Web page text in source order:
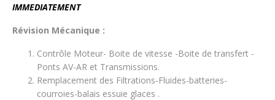
IMMEDIATEMENT
Révision Mécanique :
Contrôle Moteur- Boite de vitesse -Boite de transfert -
Ponts AV-AR et Transmissions.
Remplacement des Filtrations-Fluides-batteries-
courroies-balais essuie glaces .